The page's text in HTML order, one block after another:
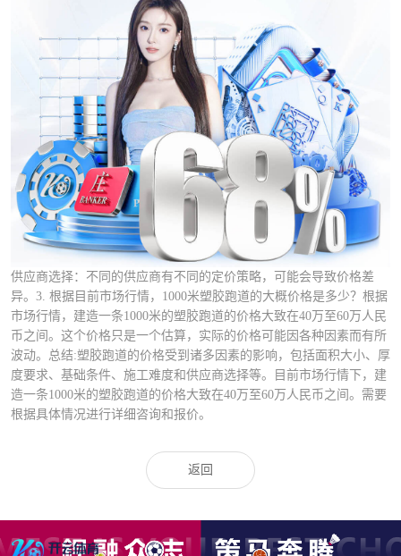
供应商选择：不同的供应商有不同的定价策略，可能会导致价格差
异。3. 根据目前市场行情，1000米塑胶跑道的大概价格是多少？根据
市场行情，建造一条1000米的塑胶跑道的价格大致在40万至60万人民
币之间。这个价格只是一个估算，实际的价格可能因各种因素而有所
波动。总结:塑胶跑道的价格受到诸多因素的影响，包括面积大小、厚
度要求、基础条件、施工难度和供应商选择等。目前市场行情下，建
造一条1000米的塑胶跑道的价格大致在40万至60万人民币之间。需要
根据具体情况进行详细咨询和报价。
返回